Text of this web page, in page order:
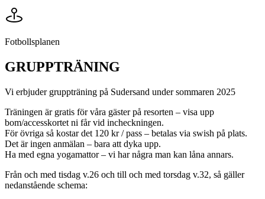
Fotbollsplanen
GRUPPTRÄNING
Vi erbjuder gruppträning på Sudersand under sommaren 2025
Träningen är gratis för våra gäster på resorten – visa upp
bom/accesskortet ni får vid incheckningen.
För övriga så kostar det 120 kr / pass – betalas via swish på plats.
Det är ingen anmälan – bara att dyka upp.
Ha med egna yogamattor – vi har några man kan låna annars.
Från och med tisdag v.26 och till och med torsdag v.32, så gäller
nedanstående schema: